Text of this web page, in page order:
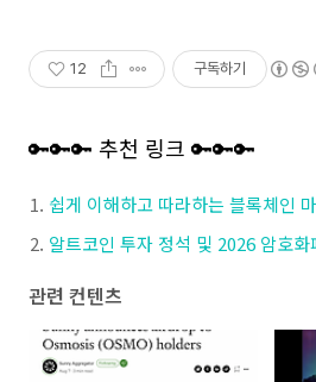
12 구독하기
🔑🔑🔑 추천 링크 🔑🔑🔑
쉽게 이해하고 따라하는 블록체인
알트코인 투자 정석 및 2026 암호
관련 컨텐츠